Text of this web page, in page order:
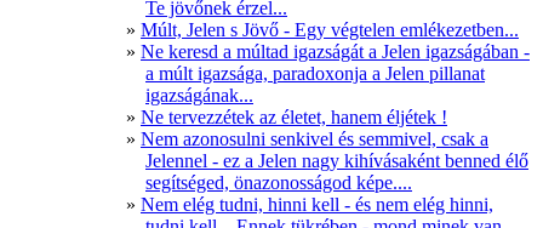
Te jövőnek érzel...
Múlt, Jelen s Jövő - Egy végtelen emlékezetben...
Ne keresd a múltad igazságát a Jelen igazságában -
a múlt igazsága, paradoxonja a Jelen pillanat
igazságának...
Ne tervezzétek az életet, hanem éljétek !
Nem azonosulni senkivel és semmivel, csak a
Jelennel - ez a Jelen nagy kihívásaként benned élő
segítséged, önazonosságod képe....
Nem elég tudni, hinni kell - és nem elég hinni,